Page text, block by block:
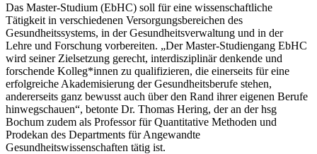
Das Master-Studium (EbHC) soll für eine wissenschaftliche
Tätigkeit in verschiedenen Versorgungsbereichen des
Gesundheitssystems, in der Gesundheitsverwaltung und in der
Lehre und Forschung vorbereiten. „Der Master-Studiengang EbHC
wird seiner Zielsetzung gerecht, interdisziplinär denkende und
forschende Kolleg*innen zu qualifizieren, die einerseits für eine
erfolgreiche Akademisierung der Gesundheitsberufe stehen,
andererseits ganz bewusst auch über den Rand ihrer eigenen Berufe
hinwegschauen“, betonte Dr. Thomas Hering, der an der hsg
Bochum zudem als Professor für Quantitative Methoden und
Prodekan des Departments für Angewandte
Gesundheitswissenschaften tätig ist.